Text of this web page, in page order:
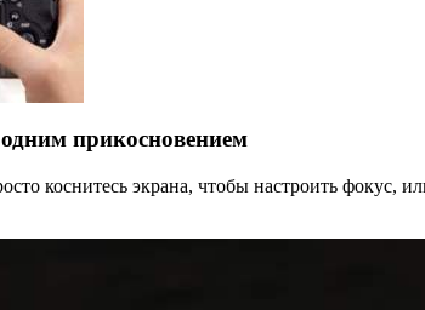
прикосновением
коснитесь экрана, чтобы настроить фокус,